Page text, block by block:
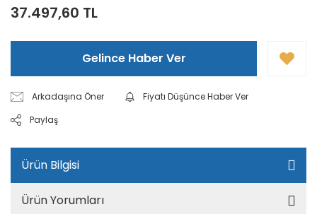
37.497,60 TL
Gelince Haber Ver
Arkadaşına Öner
Fiyatı Düşünce Haber Ver
Paylaş
Ürün Bilgisi
Ürün Yorumları